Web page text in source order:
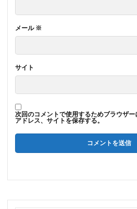
メール ※
サイト
次回のコメントで使用するためブラウザ
アドレス、サイトを保存する。